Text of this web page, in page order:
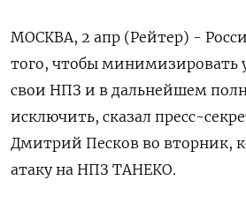
МОСКВА, 2 апр (Рейтер) -
того, чтобы минимизировать
свои НПЗ и в дальнейшем
исключить, сказал пресс-
Дмитрий Песков во вторник,
атаку на НПЗ ТАНЕКО.